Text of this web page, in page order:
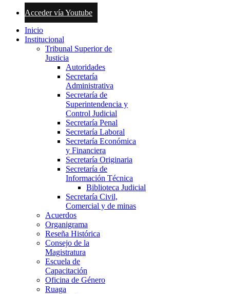
Acceder vía Youtube
Inicio
Institucional
Tribunal Superior de
Justicia
Autoridades
Secretaría
Administrativa
Secretaría de
Superintendencia y
Control Judicial
Secretaría Penal
Secretaría Laboral
Secretaría Económica
y Financiera
Secretaría Originaria
Secretaría de
Información Técnica
Biblioteca Judicial
Secretaría Civil,
Comercial y de minas
Acuerdos
Organigrama
Reseña Histórica
Consejo de la
Magistratura
Escuela de
Capacitación
Oficina de Género
Ruaga